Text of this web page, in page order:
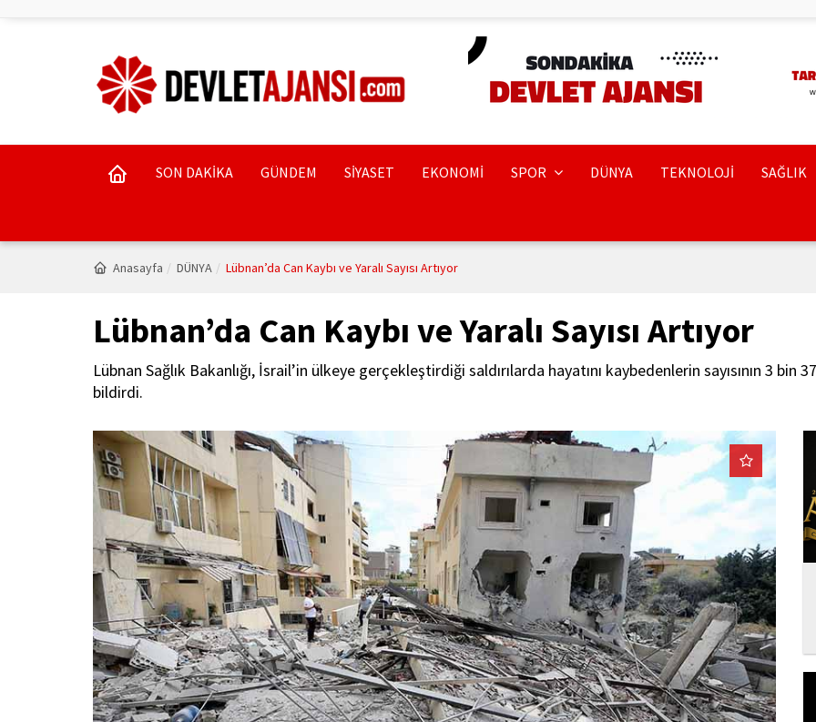
SON DAKİKA GÜNDEM SİYASET EKONOMİ SPOR DÜNYA TEKNOLOJİ SAĞLIK
Anasayfa DÜNYA Lübnan’da Can Kaybı ve Yaralı Sayısı Artıyor
Lübnan’da Can Kaybı ve Yaralı Sayısı Artıyor
Lübnan Sağlık Bakanlığı, İsrail’in ülkeye gerçekleştirdiği saldırılarda hayatını kaybedenlerin sayısının 3 bin
bildirdi.